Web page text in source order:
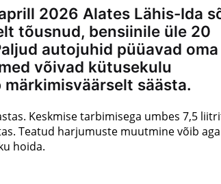
2026 Alates Lähis-Ida
tõusnud, bensiinile üle 20
autojuhid püüavad oma
võivad kütusekulu
säästa.
Keskmise tarbimisega umbes 7,5
Teatud harjumuste muutmine võib aga
hoida.